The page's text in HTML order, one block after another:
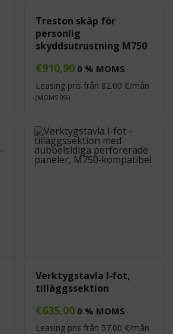
Treston skåp för
personlig
skyddsutrustning M750
€910,90 0 % MOMS
Leasing pris från 82.00 €/mån
(MOMS 0%)
Verktygstavla I‑fot,
tilläggssektion
€635,00 0 % MOMS
Leasing pris från 57.00 €/mån